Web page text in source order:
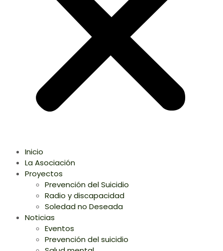
Inicio
La Asociación
Proyectos
Prevención del Suicidio
Radio y discapacidad
Soledad no Deseada
Noticias
Eventos
Prevención del suicidio